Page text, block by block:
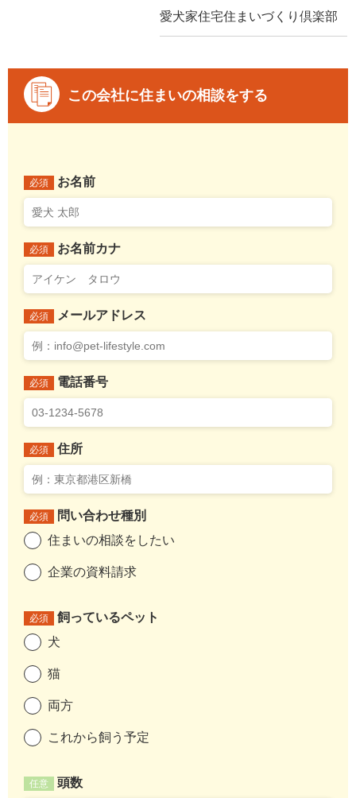
愛犬家住宅住まいづくり倶楽部
この会社に住まいの相談をする
必須 お名前
必須 お名前カナ
必須 メールアドレス
必須 電話番号
必須 住所
必須
問い合わせ種別
住まいの相談をしたい
企業の資料請求
必須
飼っているペット
犬
猫
両方
これから飼う予定
任意 頭数